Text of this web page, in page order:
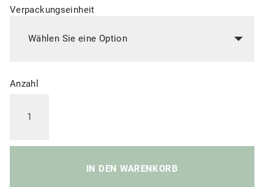
Verpackungseinheit
Anzahl
Profi-
2
IN DEN WARENKORB